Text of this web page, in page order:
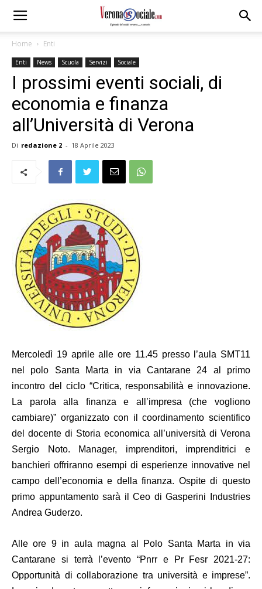
Home Enti
Enti News Scuola Servizi Sociale
I prossimi eventi sociali, di
economia e finanza
all’Università di Verona
Di redazione 2 - 18 Aprile 2023
Mercoledì 19 aprile alle ore 11.45 presso l’aula SMT11
nel polo Santa Marta in via Cantarane 24 al primo
incontro del ciclo “Critica, responsabilità e innovazione.
La parola alla finanza e all’impresa (che vogliono
cambiare)” organizzato con il coordinamento scientifico
del docente di Storia economica all’università di Verona
Sergio Noto. Manager, imprenditori, imprenditrici e
banchieri offriranno esempi di esperienze innovative nel
campo dell’economia e della finanza. Ospite di questo
primo appuntamento sarà il Ceo di Gasperini Industries
Andrea Guderzo.
Alle ore 9 in aula magna al Polo Santa Marta in via
Cantarane si terrà l’evento “Pnrr e Pr Fesr 2021-27:
Opportunità di collaborazione tra università e imprese”.